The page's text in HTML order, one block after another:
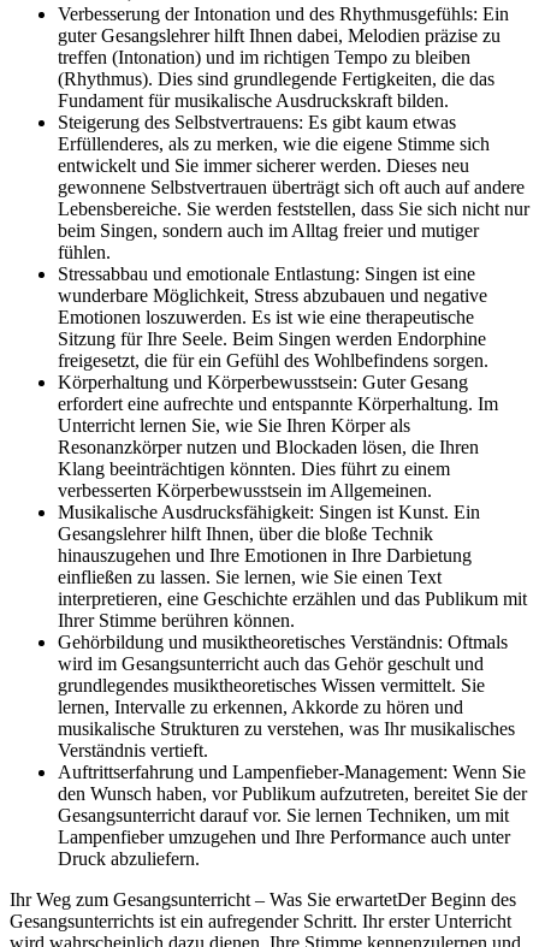
Verbesserung der Intonation und des Rhythmusgefühls: Ein
guter Gesangslehrer hilft Ihnen dabei, Melodien präzise zu
treffen (Intonation) und im richtigen Tempo zu bleiben
(Rhythmus). Dies sind grundlegende Fertigkeiten, die das
Fundament für musikalische Ausdruckskraft bilden.
Steigerung des Selbstvertrauens: Es gibt kaum etwas
Erfüllenderes, als zu merken, wie die eigene Stimme sich
entwickelt und Sie immer sicherer werden. Dieses neu
gewonnene Selbstvertrauen überträgt sich oft auch auf andere
Lebensbereiche. Sie werden feststellen, dass Sie sich nicht nur
beim Singen, sondern auch im Alltag freier und mutiger
fühlen.
Stressabbau und emotionale Entlastung: Singen ist eine
wunderbare Möglichkeit, Stress abzubauen und negative
Emotionen loszuwerden. Es ist wie eine therapeutische
Sitzung für Ihre Seele. Beim Singen werden Endorphine
freigesetzt, die für ein Gefühl des Wohlbefindens sorgen.
Körperhaltung und Körperbewusstsein: Guter Gesang
erfordert eine aufrechte und entspannte Körperhaltung. Im
Unterricht lernen Sie, wie Sie Ihren Körper als
Resonanzkörper nutzen und Blockaden lösen, die Ihren
Klang beeinträchtigen könnten. Dies führt zu einem
verbesserten Körperbewusstsein im Allgemeinen.
Musikalische Ausdrucksfähigkeit: Singen ist Kunst. Ein
Gesangslehrer hilft Ihnen, über die bloße Technik
hinauszugehen und Ihre Emotionen in Ihre Darbietung
einfließen zu lassen. Sie lernen, wie Sie einen Text
interpretieren, eine Geschichte erzählen und das Publikum mit
Ihrer Stimme berühren können.
Gehörbildung und musiktheoretisches Verständnis: Oftmals
wird im Gesangsunterricht auch das Gehör geschult und
grundlegendes musiktheoretisches Wissen vermittelt. Sie
lernen, Intervalle zu erkennen, Akkorde zu hören und
musikalische Strukturen zu verstehen, was Ihr musikalisches
Verständnis vertieft.
Auftrittserfahrung und Lampenfieber-Management: Wenn Sie
den Wunsch haben, vor Publikum aufzutreten, bereitet Sie der
Gesangsunterricht darauf vor. Sie lernen Techniken, um mit
Lampenfieber umzugehen und Ihre Performance auch unter
Druck abzuliefern.
Ihr Weg zum Gesangsunterricht – Was Sie erwartetDer Beginn des
Gesangsunterrichts ist ein aufregender Schritt. Ihr erster Unterricht
wird wahrscheinlich dazu dienen, Ihre Stimme kennenzulernen und